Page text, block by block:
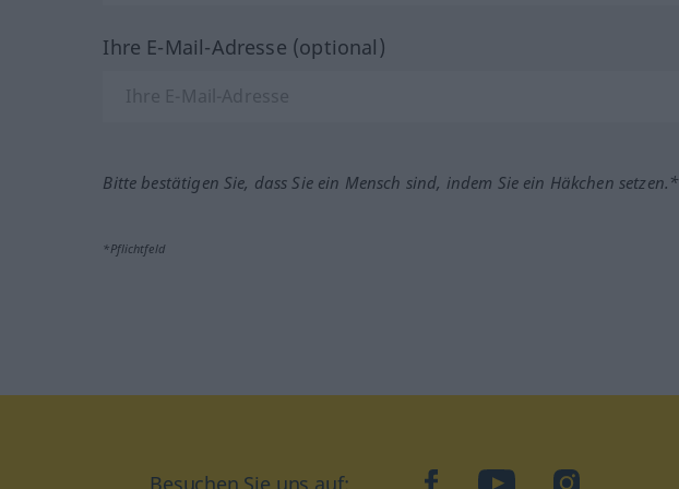
Ihre E-Mail-Adresse (optional)
Bitte bestätigen Sie, dass Sie ein Mensch sind, indem Sie ein Häkchen setzen.*
*Pflichtfeld
Besuchen Sie uns auf: facebookYouTubeInstagram